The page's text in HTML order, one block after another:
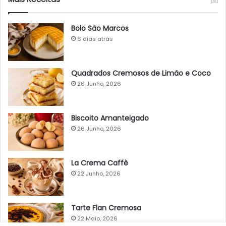
Bolo São Marcos
6 dias atrás
Quadrados Cremosos de Limão e Coco
26 Junho, 2026
Biscoito Amanteigado
26 Junho, 2026
La Crema Caffè
22 Junho, 2026
Tarte Flan Cremosa
22 Maio, 2026